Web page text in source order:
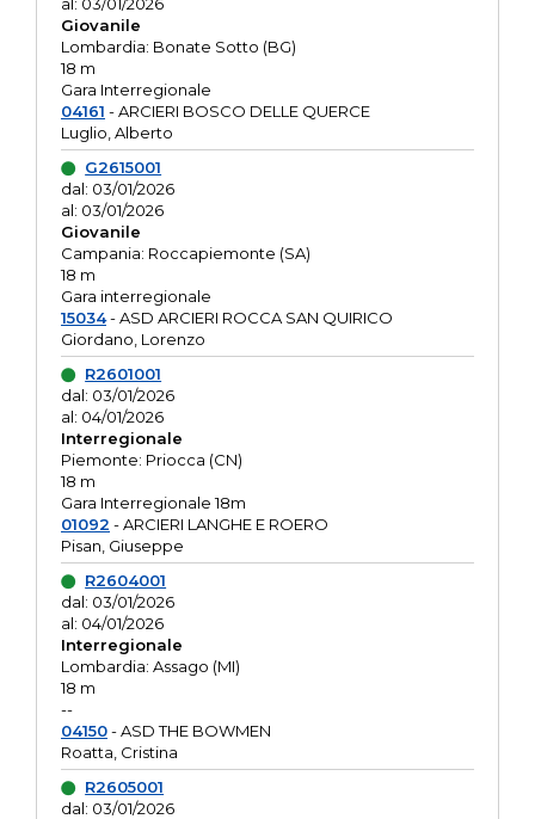
Giovanile
Lombardia: Bonate Sotto (BG)
18 m
Gara Interregionale
04161 - ARCIERI BOSCO DELLE QUERCE
Luglio, Alberto
G2615001
dal: 03/01/2026
al: 03/01/2026
Giovanile
Campania: Roccapiemonte (SA)
18 m
Gara interregionale
15034- ASD ARCIERI ROCCA SAN QUIRICO
Giordano, Lorenzo
R2601001
dal: 03/01/2026
al: 04/01/2026
Interregionale
Piemonte: Priocca (CN)
18 m
Gara Interregionale 18m
01092 - ARCIERI LANGHE E ROERO
Pisan, Giuseppe
R2604001
dal: 03/01/2026
al: 04/01/2026
Interregionale
Lombardia: Assago (MI)
18 m
--
04150- ASD THE BOWMEN
Roatta, Cristina
R2605001
dal: 03/01/2026